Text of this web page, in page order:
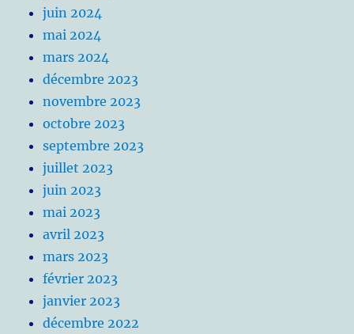
juin 2024
mai 2024
mars 2024
décembre 2023
novembre 2023
octobre 2023
septembre 2023
juillet 2023
juin 2023
mai 2023
avril 2023
mars 2023
février 2023
janvier 2023
décembre 2022